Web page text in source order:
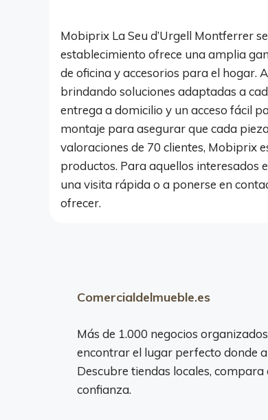
Mobiprix La Seu d’Urgell Montferrer
establecimiento ofrece una amplia
de oficina y accesorios para el hogar.
brindando soluciones adaptadas a
entrega a domicilio y un acceso fácil
montaje para asegurar que cada
valoraciones de 70 clientes, Mobiprix
productos. Para aquellos interesados
una visita rápida o a ponerse en
ofrecer.
Comercialdelmueble.es
Más de 1.000 negocios
encontrar el lugar perfecto donde
Descubre tiendas locales, compara
confianza.